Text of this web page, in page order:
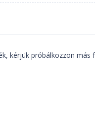
kérjük próbálkozzon más